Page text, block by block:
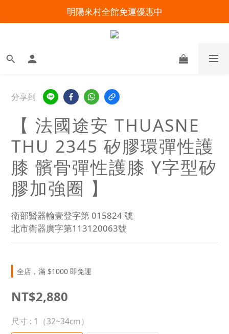
明陽來村全館免運優惠中
明陽來村全館免運優惠中
出院準備不慌張！安心回家照護指南
分享到
【 法國途安 THUASNE
THU 2345 矽膠環彈性護
膝 髕骨彈性護膝 Y字型矽
膠加強圈 】
衛部醫器輸壹登字第 015824 號
北市衛器廣字第113120063號
全店，滿 $1000 即免運
NT$2,880
尺寸 : 1（32~34cm）